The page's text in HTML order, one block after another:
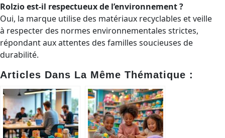
Rolzio est-il respectueux de l’environnement ?
Oui, la marque utilise des matériaux recyclables et veille
à respecter des normes environnementales strictes,
répondant aux attentes des familles soucieuses de
durabilité.
Articles Dans La Même Thématique :